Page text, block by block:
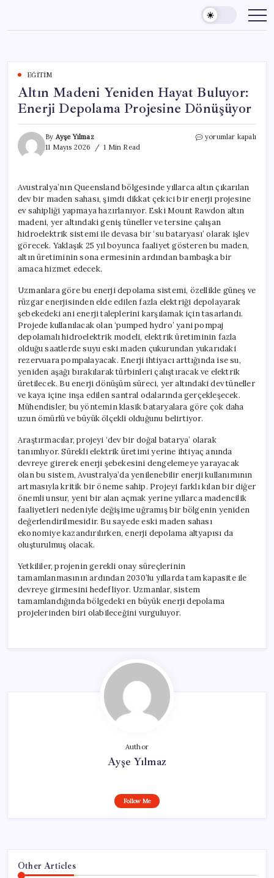
content
EĞITIM
Altın Madeni Yeniden Hayat Buluyor:
Enerji Depolama Projesine Dönüşüyor
By Ayşe Yılmaz
11 Mayıs 2026
1 Min Read
Altın
Enerji
Depolama
Projesine
Dönüşüyor
için
yorumlar kapalı
Avustralya’nın Queensland bölgesinde yıllarca altın çıkarılan
dev bir maden sahası, şimdi dikkat çekici bir enerji projesine
ev sahipliği yapmaya hazırlanıyor. Eski Mount Rawdon altın
madeni, yer altındaki geniş tüneller ve tersine çalışan
hidroelektrik sistemi ile devasa bir ‘su bataryası’ olarak işlev
görecek. Yaklaşık 25 yıl boyunca faaliyet gösteren bu maden,
altın üretiminin sona ermesinin ardından bambaşka bir
amaca hizmet edecek.
Uzmanlara göre bu enerji depolama sistemi, özellikle güneş ve
rüzgar enerjisinden elde edilen fazla elektriği depolayarak
şebekedeki ani enerji taleplerini karşılamak için tasarlandı.
Projede kullanılacak olan ‘pumped hydro’ yani pompaj
depolamalı hidroelektrik modeli, elektrik üretiminin fazla
olduğu saatlerde suyu eski maden çukurundan yukarıdaki
rezervuara pompalayacak. Enerji ihtiyacı arttığında ise su,
yeniden aşağı bırakılarak türbinleri çalıştıracak ve elektrik
üretilecek. Bu enerji dönüşüm süreci, yer altındaki dev tüneller
ve kaya içine inşa edilen santral odalarında gerçekleşecek.
Mühendisler, bu yöntemin klasik bataryalara göre çok daha
uzun ömürlü ve büyük ölçekli olduğunu belirtiyor.
Araştırmacılar, projeyi ‘dev bir doğal batarya’ olarak
tanımlıyor. Sürekli elektrik üretimi yerine ihtiyaç anında
devreye girerek enerji şebekesini dengelemeye yarayacak
olan bu sistem, Avustralya’da yenilenebilir enerji kullanımının
artmasıyla kritik bir öneme sahip. Projeyi farklı kılan bir diğer
önemli unsur, yeni bir alan açmak yerine yıllarca madencilik
faaliyetleri nedeniyle değişime uğramış bir bölgenin yeniden
değerlendirilmesidir. Bu sayede eski maden sahası
ekonomiye kazandırılırken, enerji depolama altyapısı da
oluşturulmuş olacak.
Yetkililer, projenin gerekli onay süreçlerinin
tamamlanmasının ardından 2030’lu yıllarda tam kapasite ile
devreye girmesini hedefliyor. Uzmanlar, sistem
tamamlandığında bölgedeki en büyük enerji depolama
projelerinden biri olabileceğini vurguluyor.
Author
Ayşe Yılmaz
Follow Me
Other Articles